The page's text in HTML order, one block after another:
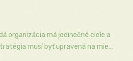
organizácia má jedinečné ciele a
musí byť upravená na mie...